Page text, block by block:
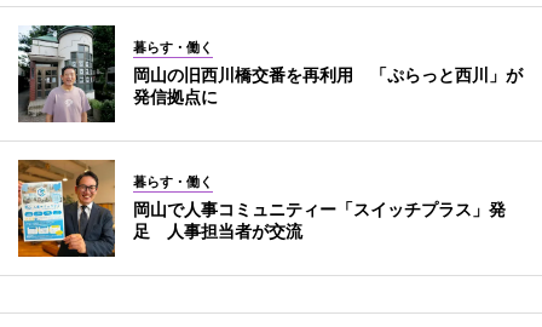
暮らす・働く
岡山の旧西川橋交番を再利用 「ぷらっと西川」が
発信拠点に
暮らす・働く
岡山で人事コミュニティー「スイッチプラス」発
足 人事担当者が交流